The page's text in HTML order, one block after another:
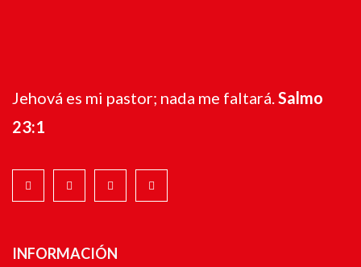
Jehová es mi pastor; nada me faltará.Salmo
23:1
INFORMACIÓN